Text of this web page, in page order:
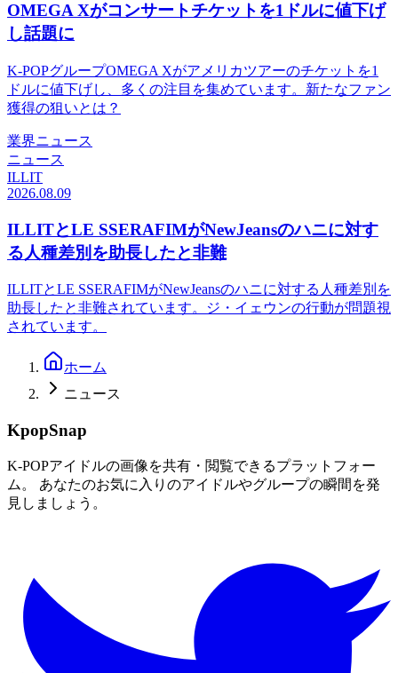
OMEGA Xがコンサートチケットを1ドルに値下げ
し話題に
K-POPグループOMEGA Xがアメリカツアーのチケットを1
ドルに値下げし、多くの注目を集めています。新たなファン
獲得の狙いとは？
業界ニュース
ニュース
ILLIT
2026.08.09
ILLITとLE SSERAFIMがNewJeansのハニに対す
る人種差別を助長したと非難
ILLITとLE SSERAFIMがNewJeansのハニに対する人種差別を
助長したと非難されています。ジ・イェウンの行動が問題視
されています。
ホーム
ニュース
KpopSnap
K-POPアイドルの画像を共有・閲覧できるプラットフォー
ム。 あなたのお気に入りのアイドルやグループの瞬間を発
見しましょう。